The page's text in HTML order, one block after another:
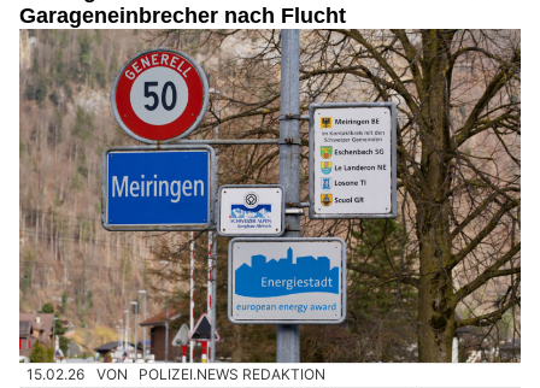
Garageneinbrecher nach Flucht
15.02.26 VON POLIZEI.NEWS REDAKTION